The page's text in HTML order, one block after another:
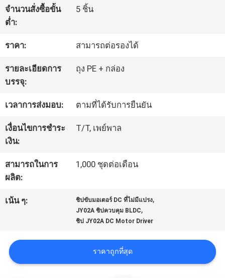
โรงงาน
ควบคุม
คุณภาพ
ติดต่อ
เรา
ข่าว
ขอ
ใบ
จำนวนสั่งซื้อขั้น
ต่ำ:
5 ชิ้น
ราคา: สามารถต่อรองได้
รายละเอียดการ
บรรจุ:
ถุง PE + กล่อง
เวลาการส่งมอบ: ตามที่ได้รับการยืนยัน
เงื่อนไขการชำระ
เงิน:
T/T, เพย์พาล
สามารถในการ
ผลิต:
1,000 ชุดต่อเดือน
เน้น ๆ: ชิปขับมอเตอร์ DC ที่ไม่มีแปรง,
JY02A ชิปควบคุม BLDC,
ชิป JY02A DC Motor Driver
ราคาถูกที่สุด